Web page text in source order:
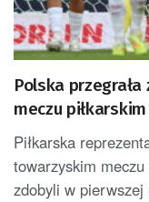
Polska
meczu
[AKTUALIZOWANY]
Piłkarska
towarzyskim
zdobyli w pierwszej